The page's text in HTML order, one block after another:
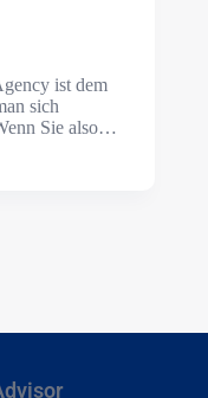
ist dem
sich
Sie also…